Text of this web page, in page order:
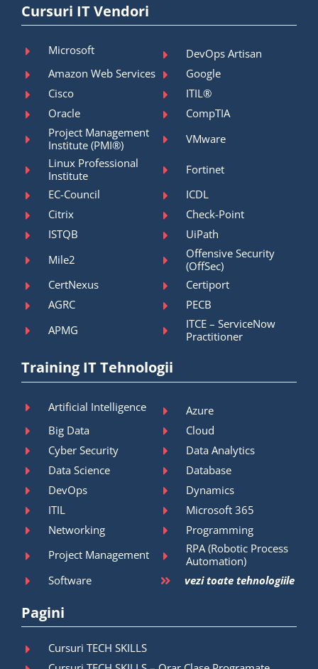
Cursuri IT Vendori
Microsoft
DevOps Artisan
Amazon Web Services
Google
Cisco
ITIL®
Oracle
CompTIA
Project Management
Institute (PMI®)
VMware
Linux Professional
Institute
Fortinet
EC-Council
ICDL
Citrix
Check-Point
ISTQB
UiPath
Mile2
Offensive Security
(OffSec)
CertNexus
Certiport
AGRC
PECB
APMG
ITCE – ServiceNow
Practitioner
Training IT Tehnologii
Artificial Intelligence
Azure
Big Data
Cloud
Cyber Security
Data Analytics
Data Science
Database
DevOps
Dynamics
ITIL
Microsoft 365
Networking
Programming
Project Management
RPA (Robotic Process
Automation)
Software
vezi toate tehnologiile
Pagini
Cursuri TECH SKILLS